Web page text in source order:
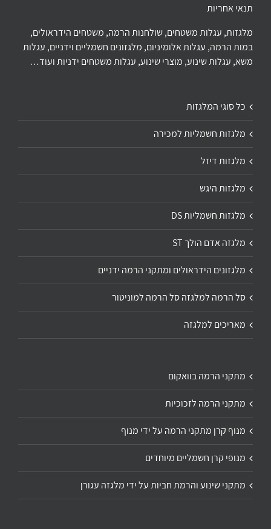
תנאי אחריות
מלגזות, עגלות משטחים, שולחנות הרמה, משטחים הידראולים,
במות הרמה, עגלות אלומיניום, מלגזונים חשמליים וידניים, עגלות
משא, עגלות שינוע, מוצרי שינוע, עגלות משטחים ידניות ועוד…
כל סוגי המלגזות
מלגזות חשמליות למכירה
מלגזות דיזל
מלגזות היגש
מלגזות חשמליות DS
מלגזה אדם הולך ST
מלגזונים הידראולים ומתקני הרמה ידניים
סל הרמה למלגזה סל הרמה למוניטור
מאריכים למלגזה
מתקני הרמה בוואקום
מתקני הרמה לזכוכיות
מנוף קרן מתקני הרמה על ידי מנוף
מנופי קרן חשמליים מיוחדים
מתקני שינוע והרמת חביות על ידי מלגזה עגורן